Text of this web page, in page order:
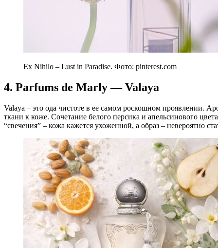
Ex Nihilo – Lust in Paradise. Фото: pinterest.com
4. Parfums de Marly — Valaya
Valaya – это ода чистоте в ее самом роскошном проявлении.
ткани к коже. Сочетание белого персика и апельсинового
“свечения” – кожа кажется ухоженной, а образ – невероятно